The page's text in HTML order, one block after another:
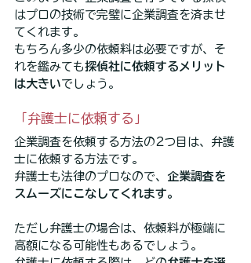
はプロの技術で完璧に企業調査を済ませ
てくれます。
もちろん多少の依頼料は必要ですが、そ
れを鑑みても探偵社に依頼するメリット
は大きいでしょう。
「弁護士に依頼する」
企業調査を依頼する方法の2つ目は、弁護
士に依頼する方法です。
弁護士も法律のプロなので、 企業調査を
スムーズにこなしてくれます。
ただし弁護士の場合は、依頼料が極端に
高額になる可能性もあるでしょう。